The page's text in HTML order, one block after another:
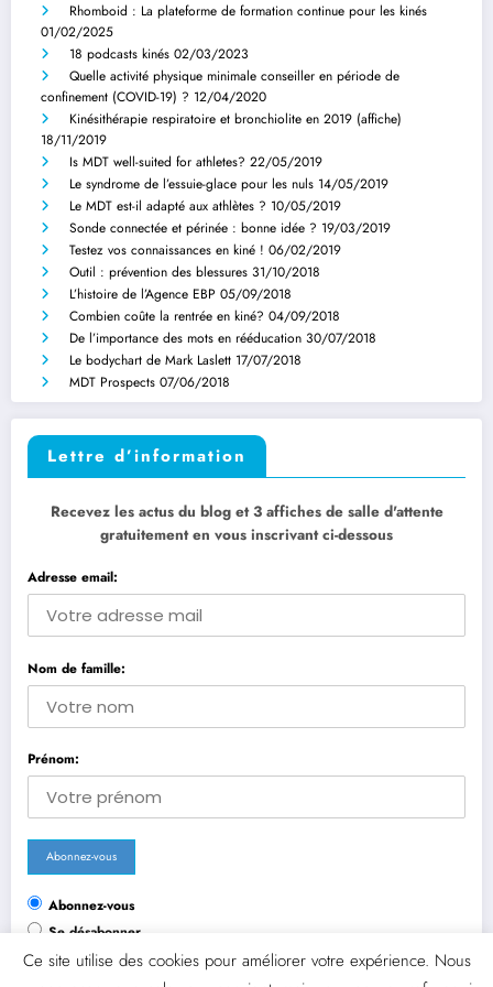
Rhomboid : La plateforme de formation continue pour les kinés
01/02/2025
18 podcasts kinés 02/03/2023
Quelle activité physique minimale conseiller en période de
confinement (COVID-19) ? 12/04/2020
Kinésithérapie respiratoire et bronchiolite en 2019 (affiche)
18/11/2019
Is MDT well-suited for athletes? 22/05/2019
Le syndrome de l’essuie-glace pour les nuls 14/05/2019
Le MDT est-il adapté aux athlètes ? 10/05/2019
Sonde connectée et périnée : bonne idée ? 19/03/2019
Testez vos connaissances en kiné ! 06/02/2019
Outil : prévention des blessures 31/10/2018
L’histoire de l’Agence EBP 05/09/2018
Combien coûte la rentrée en kiné? 04/09/2018
De l’importance des mots en rééducation 30/07/2018
Le bodychart de Mark Laslett 17/07/2018
MDT Prospects 07/06/2018
Lettre d’information
Recevez les actus du blog et 3 affiches de salle d'attente
gratuitement en vous inscrivant ci-dessous
Adresse email:
Nom de famille:
Prénom:
Abonnez-vous
Se désabonner